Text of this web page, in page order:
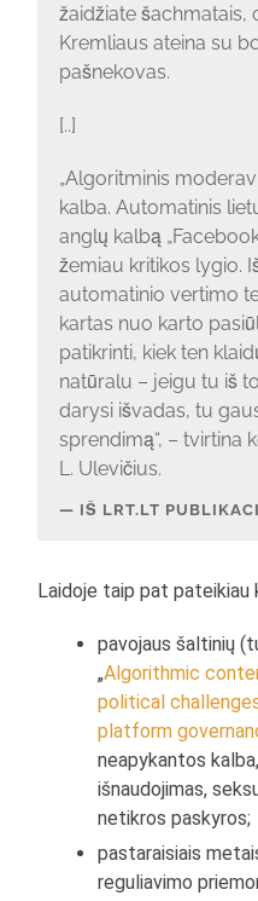
žaidžiate šachmatais,
Kremliaus ateina su
pašnekovas.
[..]
„Algoritminis
kalba. Automatinis
anglų kalbą
žemiau kritikos lygio.
automatinio vertimo
kartas nuo karto
patikrinti, kiek ten
natūralu – jeigu tu iš
darysi išvadas, tu
sprendimą“, – tvirtina
L. Ulevičius.
IŠ LRT.LT
Laidoje taip pat
pavojaus šaltinių
„Algorithmic
political
platform
neapykantos
išnaudojimas,
netikros paskyros;
pastaraisiais
reguliavimo